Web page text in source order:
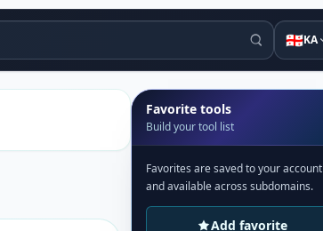
🇬🇪KA
Favorite tools
Build your tool list
Favorites are saved to your account
and available across subdomains.
Add favorite